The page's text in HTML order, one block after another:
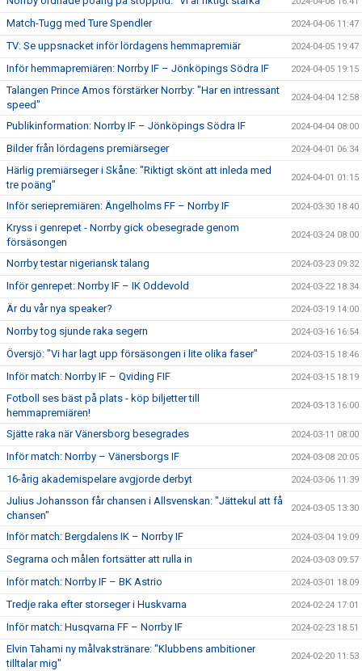
Match-Tugg med Ture Spendler 2024-04-06 11:47
TV: Se uppsnacket inför lördagens hemmapremiär 2024-04-05 19:47
Inför hemmapremiären: Norrby IF – Jönköpings Södra IF 2024-04-05 19:15
Talangen Prince Amos förstärker Norrby: "Har en intressant
speed"
2024-04-04 12:58
Publikinformation: Norrby IF – Jönköpings Södra IF 2024-04-04 08:00
Bilder från lördagens premiärseger 2024-04-01 06:34
Härlig premiärseger i Skåne: "Riktigt skönt att inleda med
tre poäng"
2024-04-01 01:15
Inför seriepremiären: Ängelholms FF – Norrby IF 2024-03-30 18:40
Kryss i genrepet - Norrby gick obesegrade genom
försäsongen
2024-03-24 08:00
Norrby testar nigeriansk talang 2024-03-23 09:32
Inför genrepet: Norrby IF – IK Oddevold 2024-03-22 18:34
Är du vår nya speaker? 2024-03-19 14:00
Norrby tog sjunde raka segern 2024-03-16 16:54
Översjö: "Vi har lagt upp försäsongen i lite olika faser" 2024-03-15 18:46
Inför match: Norrby IF – Qviding FIF 2024-03-15 18:19
Fotboll ses bäst på plats - köp biljetter till
hemmapremiären!
2024-03-13 16:00
Sjätte raka när Vänersborg besegrades 2024-03-11 08:00
Inför match: Norrby – Vänersborgs IF 2024-03-08 20:05
16-årig akademispelare avgjorde derbyt 2024-03-06 11:39
Julius Johansson får chansen i Allsvenskan: "Jättekul att få
chansen"
2024-03-05 13:30
Inför match: Bergdalens IK – Norrby IF 2024-03-04 19:09
Segrarna och målen fortsätter att rulla in 2024-03-03 09:57
Inför match: Norrby IF – BK Astrio 2024-03-01 18:09
Tredje raka efter storseger i Huskvarna 2024-02-24 17:01
Inför match: Husqvarna FF – Norrby IF 2024-02-23 18:51
Elvin Tahami ny målvakstränare: "Klubbens ambitioner
tilltalar mig"
2024-02-20 11:53